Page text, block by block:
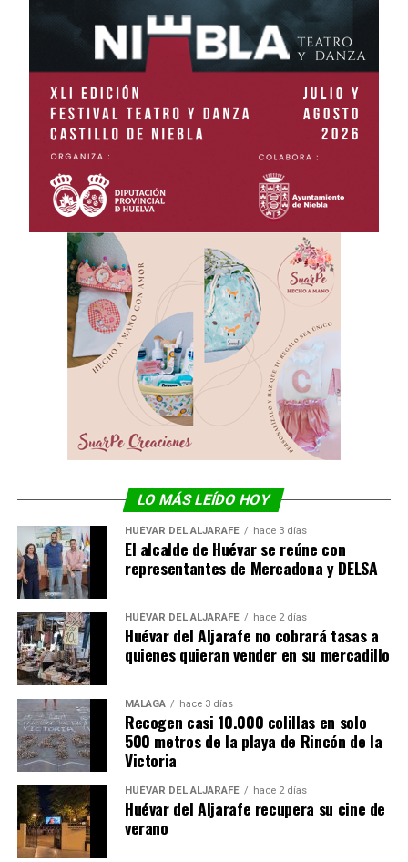
LO MÁS LEÍDO HOY
HUÉVAR DEL ALJARAFE hace 3 días
El alcalde de Huévar se reúne con
representantes de Mercadona y DELSA
HUÉVAR DEL ALJARAFE hace 2 días
Huévar del Aljarafe no cobrará tasas a
quienes quieran vender en su mercadillo
MÁLAGA hace 3 días
Recogen casi 10.000 colillas en solo
500 metros de la playa de Rincón de la
Victoria
HUÉVAR DEL ALJARAFE hace 2 días
Huévar del Aljarafe recupera su cine de
verano